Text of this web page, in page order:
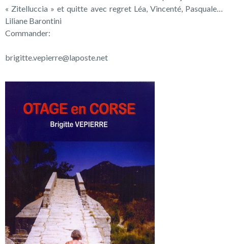
« Zitelluccia » et quitte avec regret Léa, Vincenté, Pasquale…
Liliane Barontini
Commander:
brigitte.vepierre@laposte.net